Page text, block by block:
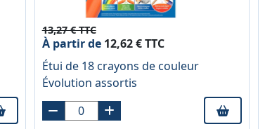
13,27 € TTC
À partir de12,62 € TTC
Étui de 18 crayons de couleur
Évolution assortis